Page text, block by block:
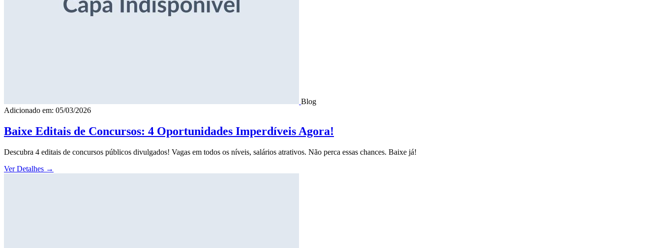
Blog
Adicionado em: 05/03/2026
Baixe Editais de Concursos: 4 Oportunidades Imperdíveis Agora!
Descubra 4 editais de concursos públicos divulgados! Vagas em todos os níveis, salários atrativos. Não perca essas chances. Baixe já!
Ver Detalhes →